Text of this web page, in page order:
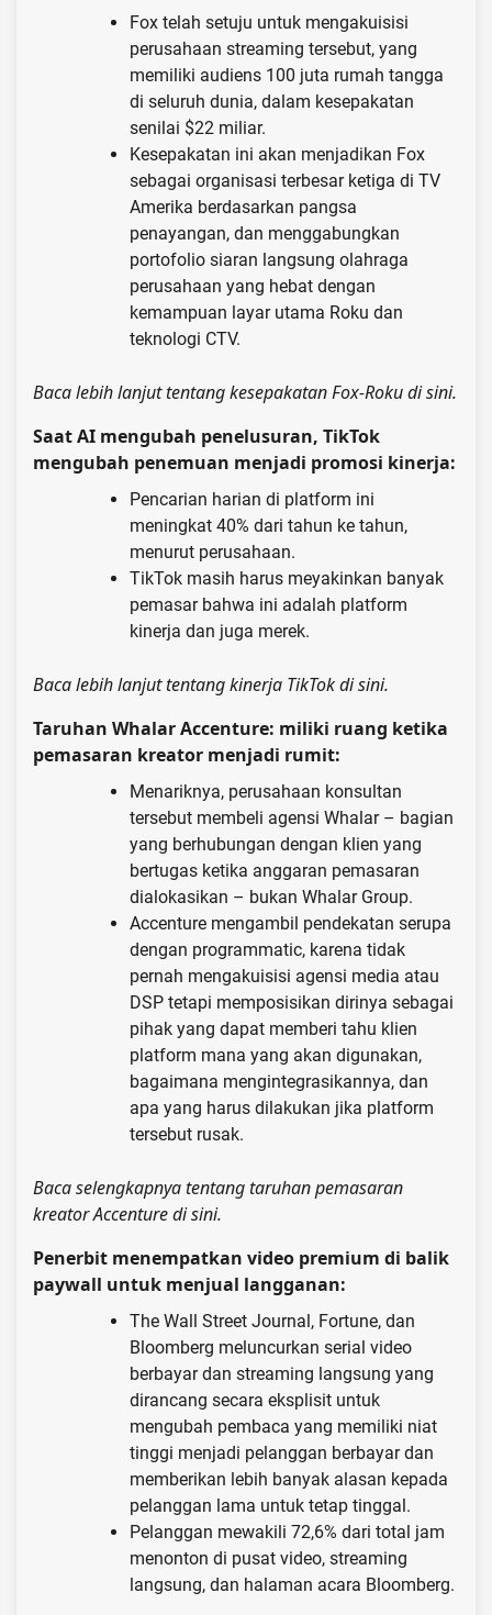
Fox telah setuju untuk mengakuisisi
perusahaan streaming tersebut, yang
memiliki audiens 100 juta rumah tangga
di seluruh dunia, dalam kesepakatan
senilai $22 miliar.
Kesepakatan ini akan menjadikan Fox
sebagai organisasi terbesar ketiga di TV
Amerika berdasarkan pangsa
penayangan, dan menggabungkan
portofolio siaran langsung olahraga
perusahaan yang hebat dengan
kemampuan layar utama Roku dan
teknologi CTV.
Baca lebih lanjut tentang kesepakatan Fox-Roku di sini.
Saat AI mengubah penelusuran, TikTok
mengubah penemuan menjadi promosi kinerja:
Pencarian harian di platform ini
meningkat 40% dari tahun ke tahun,
menurut perusahaan.
TikTok masih harus meyakinkan banyak
pemasar bahwa ini adalah platform
kinerja dan juga merek.
Baca lebih lanjut tentang kinerja TikTok di sini.
Taruhan Whalar Accenture: miliki ruang ketika
pemasaran kreator menjadi rumit:
Menariknya, perusahaan konsultan
tersebut membeli agensi Whalar – bagian
yang berhubungan dengan klien yang
bertugas ketika anggaran pemasaran
dialokasikan – bukan Whalar Group.
Accenture mengambil pendekatan serupa
dengan programmatic, karena tidak
pernah mengakuisisi agensi media atau
DSP tetapi memposisikan dirinya sebagai
pihak yang dapat memberi tahu klien
platform mana yang akan digunakan,
bagaimana mengintegrasikannya, dan
apa yang harus dilakukan jika platform
tersebut rusak.
Baca selengkapnya tentang taruhan pemasaran
kreator Accenture di sini.
Penerbit menempatkan video premium di balik
paywall untuk menjual langganan:
The Wall Street Journal, Fortune, dan
Bloomberg meluncurkan serial video
berbayar dan streaming langsung yang
dirancang secara eksplisit untuk
mengubah pembaca yang memiliki niat
tinggi menjadi pelanggan berbayar dan
memberikan lebih banyak alasan kepada
pelanggan lama untuk tetap tinggal.
Pelanggan mewakili 72,6% dari total jam
menonton di pusat video, streaming
langsung, dan halaman acara Bloomberg.